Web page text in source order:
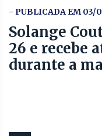
- PUBLICADA EM 03/
Solange
26 e recebe
durante a